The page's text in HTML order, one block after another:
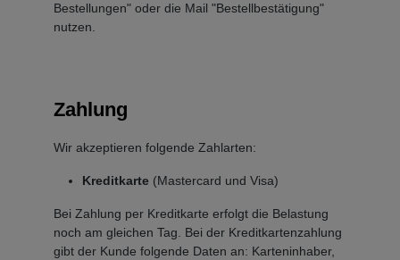
Bestellungen" oder die Mail "Bestellbestätigung"
nutzen.
Zahlung
Wir akzeptieren folgende Zahlarten:
Kreditkarte (Mastercard und Visa)
Bei Zahlung per Kreditkarte erfolgt die Belastung
noch am gleichen Tag. Bei der Kreditkartenzahlung
gibt der Kunde folgende Daten an: Karteninhaber,